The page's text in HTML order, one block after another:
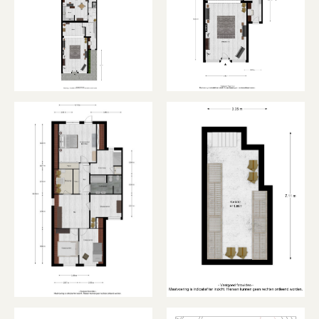
maar ook voor gezinnen die behoefte hebben
aan extra ruimte.
De badkamer is praktisch ingericht en voorzien
van de benodigde voorzieningen voor dagelijks
comfort. Dankzij de functionele indeling biedt
ook deze ruimte een uitstekende basis voor
modernisering naar eigen smaak.
Tuin:
Vanuit het tussenportaal is de buitenruimte
bereikbaar. Hier geniet je van een fijne plek om
buiten te zitten, te ontspannen of gezellig te
dineren met familie en vrienden. De
buitenruimte biedt een prettige mate van